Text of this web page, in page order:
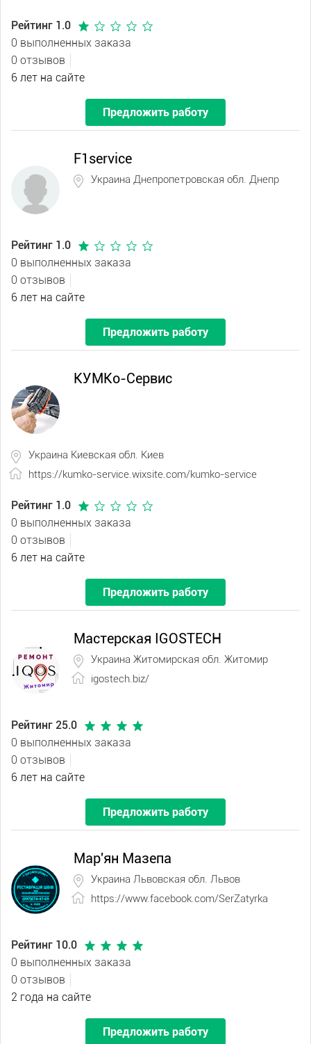
Рейтинг 1.0
0 выполненных заказа
0 отзывов
6 лет на сайте
Предложить работу
F1service
Украина Днепропетровская обл. Днепр
Рейтинг 1.0
0 выполненных заказа
0 отзывов
6 лет на сайте
Предложить работу
КУМКо-Сервис
Украина Киевская обл. Киев
https://kumko-service.wixsite.com/kumko-service
Рейтинг 1.0
0 выполненных заказа
0 отзывов
6 лет на сайте
Предложить работу
Мастерская IGOSTECH
Украина Житомирская обл. Житомир
igostech.biz/
Рейтинг 25.0
0 выполненных заказа
0 отзывов
6 лет на сайте
Предложить работу
Мар'ян Мазепа
Украина Львовская обл. Львов
https://www.facebook.com/SerZatyrka
Рейтинг 10.0
0 выполненных заказа
0 отзывов
2 года на сайте
Предложить работу